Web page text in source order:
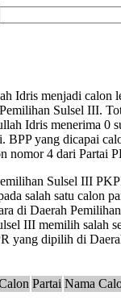
Idris menjadi calon
Sulsel III.
Idris menerima 0
BPP yang dicapai
nomor 4 dari Partai
Sulsel III
salah satu calon
di Daerah
III memilih salah
yang dipilih di
Partai Nama